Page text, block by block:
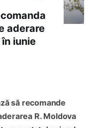
aderare
iunie
să recomande
R. Moldova